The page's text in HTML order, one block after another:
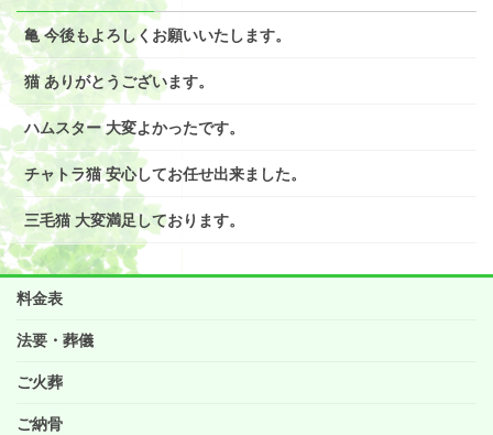
亀 今後もよろしくお願いいたします。
猫 ありがとうございます。
ハムスター 大変よかったです。
チャトラ猫 安心してお任せ出来ました。
三毛猫 大変満足しております。
料金表
法要・葬儀
ご火葬
ご納骨